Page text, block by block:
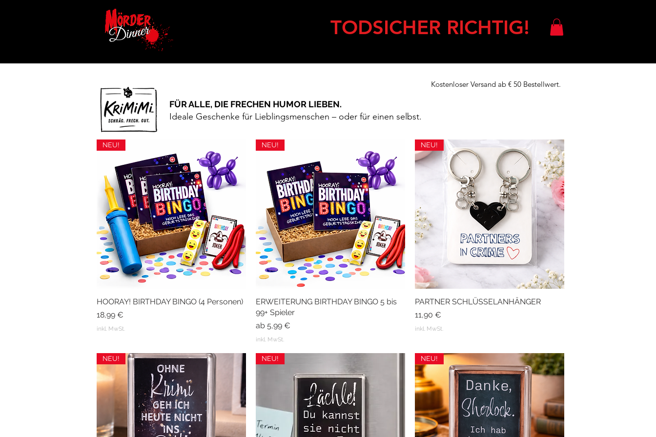
TODSICHER RICHTIG!
Kostenloser Versand ab € 50 Bestellwert.
FÜR ALLE, DIE FRECHEN HUMOR LIEBEN.
Ideale Geschenke für Lieblingsmenschen – oder für einen selbst.
Schnellansicht
NEU!
HOORAY! BIRTHDAY BINGO (4 Personen)
Preis
18,99 €
inkl. MwSt.
Schnellansicht
NEU!
ERWEITERUNG BIRTHDAY BINGO 5 bis
99+ Spieler
ab 5,99 €
Sale-Preis
inkl. MwSt.
Schnellansicht
NEU!
PARTNER SCHLÜSSELANHÄNGER
Preis
11,90 €
inkl. MwSt.
NEU! NEU! NEU!